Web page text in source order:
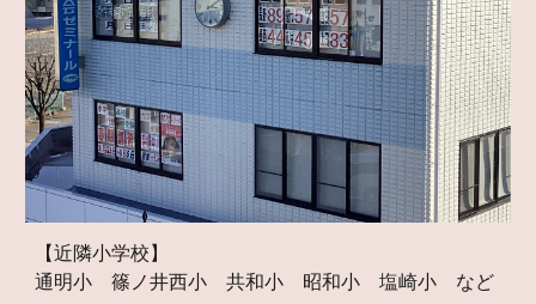
【近隣小学校】
通明小 篠ノ井西小 共和小 昭和小 塩崎小 など